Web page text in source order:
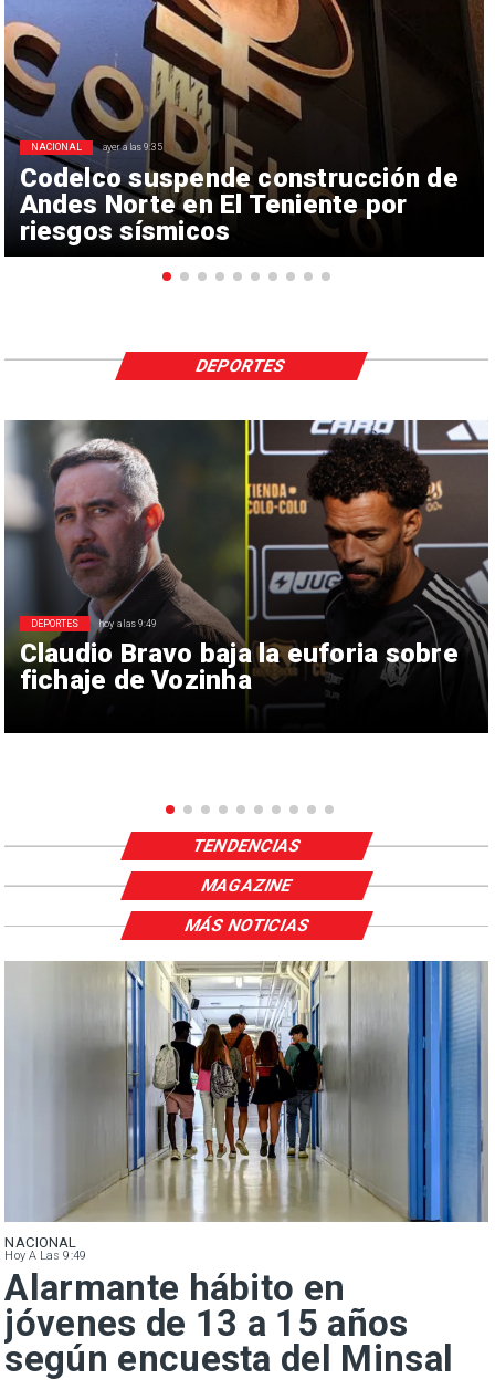
Codelco suspende construcción de
Andes Norte en El Teniente por
riesgos sísmicos
NACIONAL ayer a las 9:35
Claudio Bravo baja la euforia sobre
fichaje de Vozinha
DEPORTES hoy a las 9:49
DEPORTES
TENDENCIAS
MAGAZINE
NACIONAL
Hoy A Las 9:49
Alarmante hábito en
jóvenes de 13 a 15 años
según encuesta del Minsal
MÁS NOTICIAS